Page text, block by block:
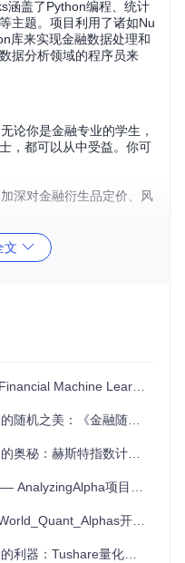
涵盖了Python编程、统计
主题。项目利用了诸如Nu
库来实现金融数据处理和
据分析领域的程序员来
论你是金融专业的学生，
，都可以从中受益。你可
深对金融衍生品定价、风
融建模，提高你的编程实
。
法出现，项目会定期更新
鼓励用户的参与和贡献，
共同进步。
的开发者或学者不容错过
文
Learning - 金融机器学习进展
机分析》Shreve中文版开源项目解析
斯特指数计算Matlab工具推荐
项目解析与推荐
开源项目详解
量化交易Python源码